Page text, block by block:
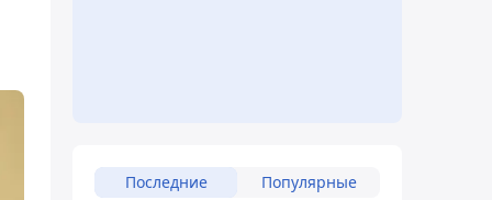
Последние Популярные